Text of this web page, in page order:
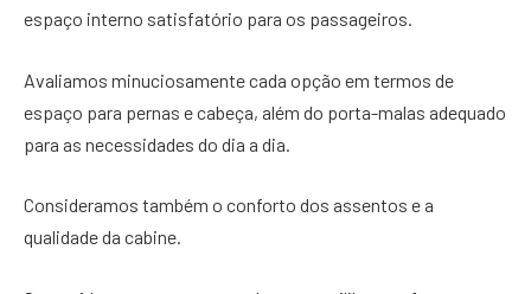
espaço interno satisfatório para os passageiros.
Avaliamos minuciosamente cada opção em termos de
espaço para pernas e cabeça, além do porta-malas adequado
para as necessidades do dia a dia.
Consideramos também o conforto dos assentos e a
qualidade da cabine.